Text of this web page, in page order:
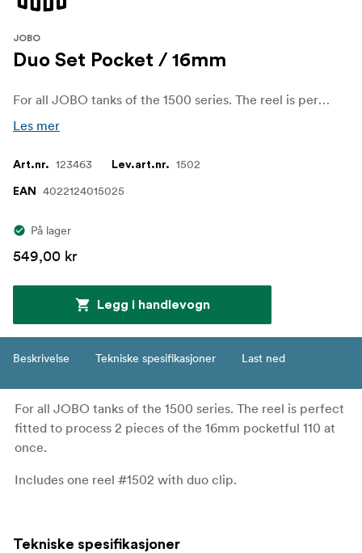
JOBO
Duo Set Pocket / 16mm
For all JOBO tanks of the 1500 series. The reel is perfect fitted to process 2 pieces of the 16mm pocketful 110 at once.
Les mer
Art.nr. 123463 Lev.art.nr. 1502
EAN 4022124015025
På lager
549,00 kr
Legg i handlevogn
Beskrivelse Tekniske spesifikasjoner Last ned
For all JOBO tanks of the 1500 series. The reel is perfect
fitted to process 2 pieces of the 16mm pocketful 110 at
once.
Includes one reel #1502 with duo clip.
Tekniske spesifikasjoner